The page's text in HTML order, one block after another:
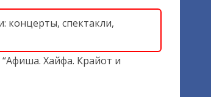
концерты, спектакли,
Хайфа. Крайот и